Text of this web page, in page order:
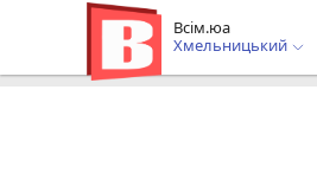
Всім.юа
Хмельницький